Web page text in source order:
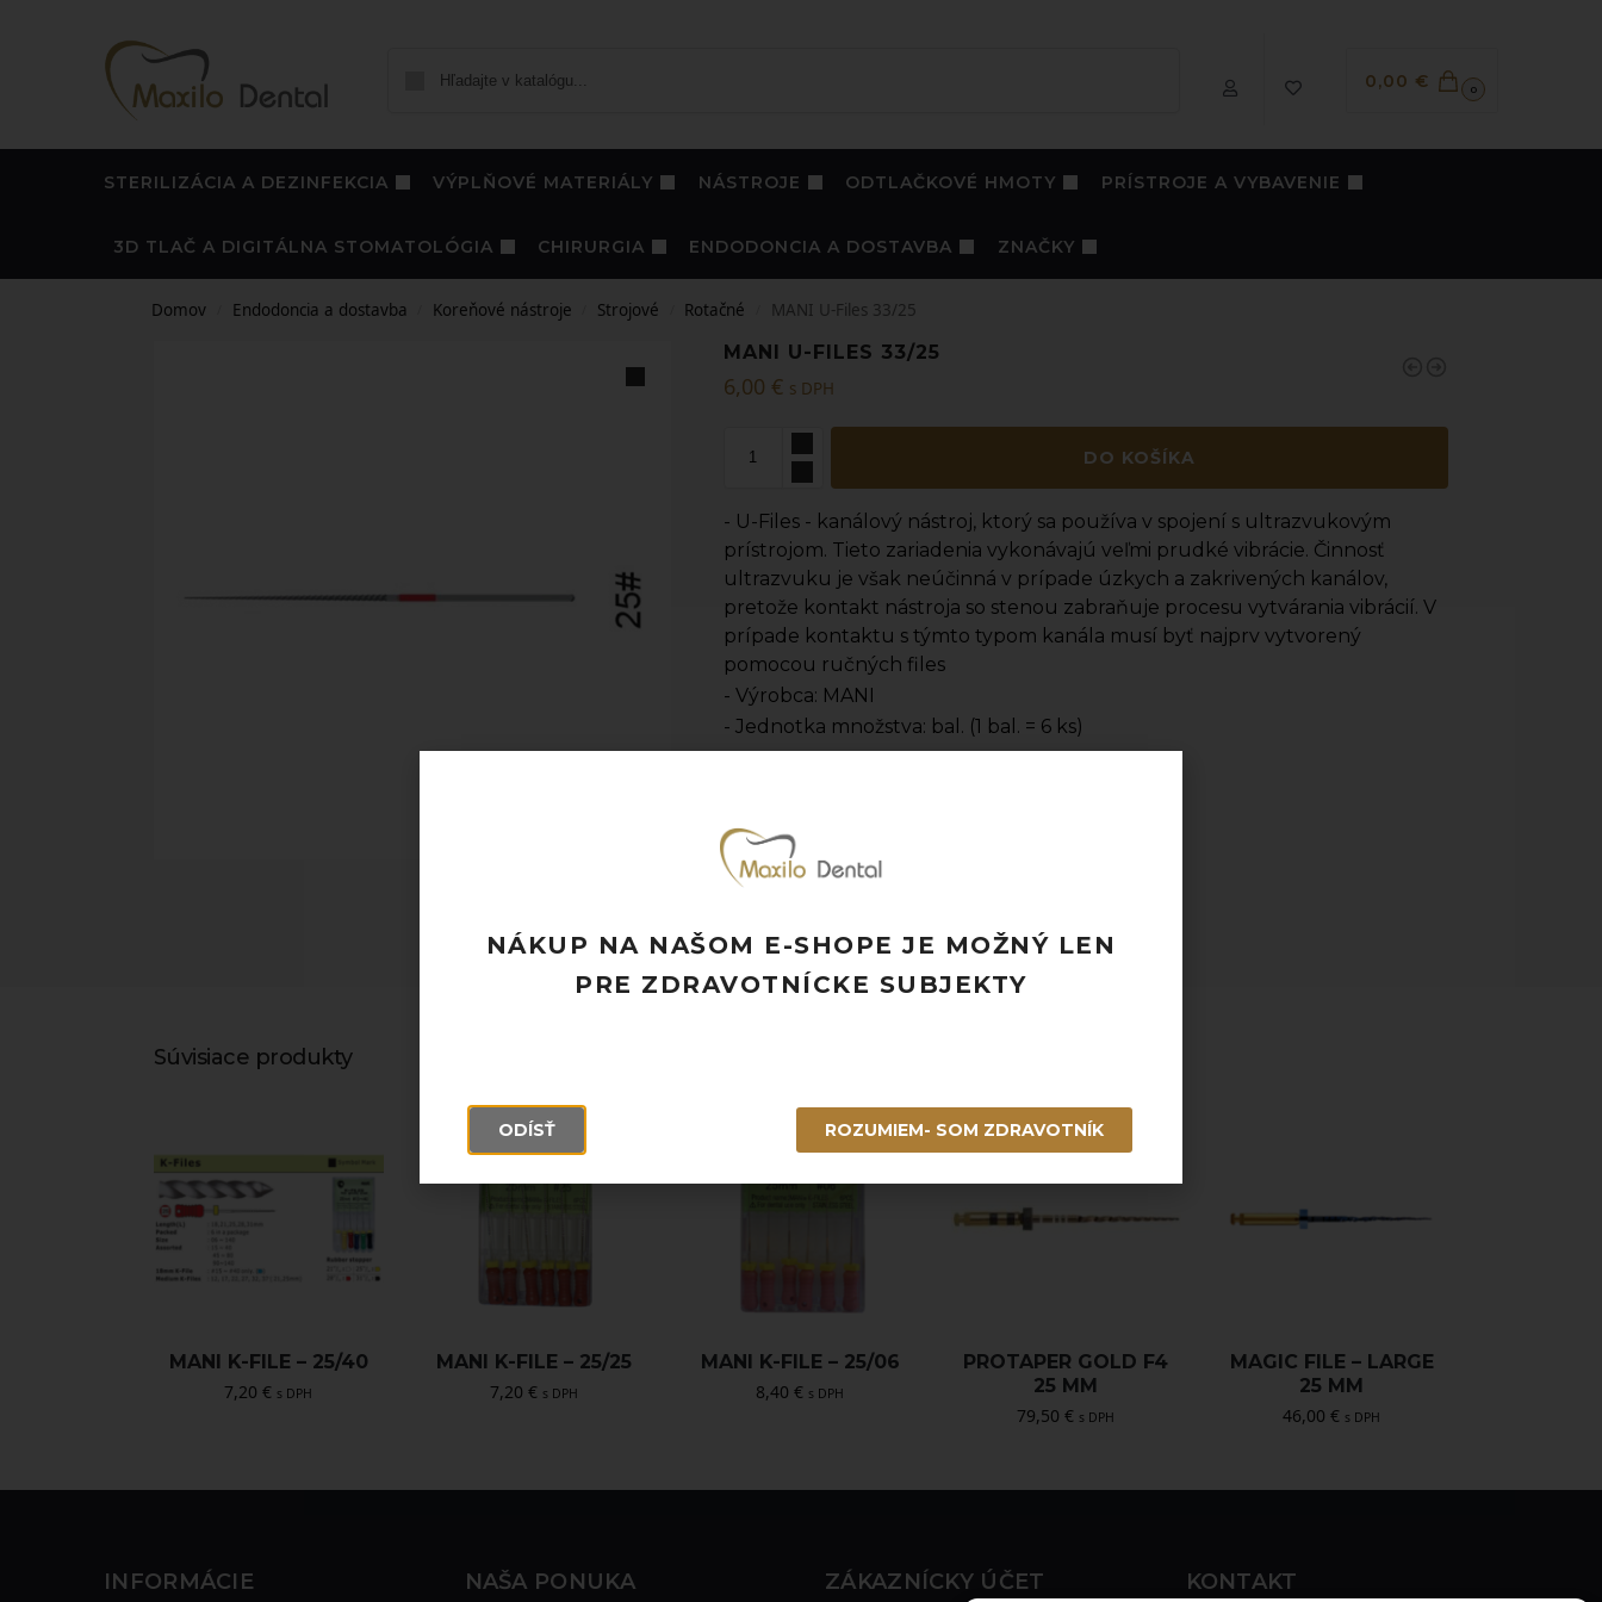
0,00 € 0
STERILIZÁCIA A DEZINFEKCIA VÝPLŇOVÉ MATERIÁLY NÁSTROJE ODTLAČKOVÉ HMOTY PRÍSTROJE A VYBAVENIE
3D TLAČ A DIGITÁLNA STOMATOLÓGIA CHIRURGIA ENDODONCIA A DOSTAVBA ZNAČKY
Domov Endodoncia a dostavba Koreňové nástroje Strojové Rotačné MANI U-Files 33/25
MANI U-FILES 33/25
6,00 € s DPH
DO KOŠÍKA
- U-Files - kanálový nástroj, ktorý sa používa v spojení s ultrazvukovým
prístrojom. Tieto zariadenia vykonávajú veľmi prudké vibrácie. Činnosť
ultrazvuku je však neúčinná v prípade úzkych a zakrivených kanálov,
pretože kontakt nástroja so stenou zabraňuje procesu vytvárania vibrácií. V
prípade kontaktu s týmto typom kanála musí byť najprv vytvorený
pomocou ručných files
- Výrobca: MANI
- Jednotka množstva: bal. (1 bal. = 6 ks)
Doprava ZADARMO pri objednávke nad 120 EUR
Rýchle doručenie a možnosť osobného odberu
Súvisiace produkty
MANI K-FILE – 25/40
7,20€ s DPH
MANI K-FILE – 25/25
7,20€ s DPH
MANI K-FILE – 25/06
8,40€ s DPH
PROTAPER GOLD F4
25 MM
79,50€ s DPH
MAGIC FILE – LARGE
25 MM
46,00€ s DPH
INFORMÁCIE NAŠA PONUKA ZÁKAZNÍCKY ÚČET KONTAKT
NÁKUP NA NAŠOM E-SHOPE JE MOŽNÝ LEN
PRE ZDRAVOTNÍCKE SUBJEKTY
ODÍSŤ ROZUMIEM- SOM ZDRAVOTNÍK